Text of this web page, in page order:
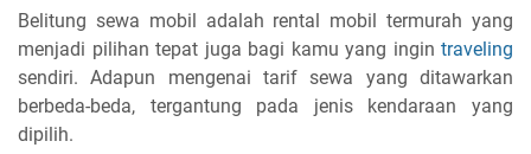
Belitung sewa mobil adalah rental mobil termurah yang
menjadi pilihan tepat juga bagi kamu yang ingin traveling
sendiri. Adapun mengenai tarif sewa yang ditawarkan
berbeda-beda, tergantung pada jenis kendaraan yang
dipilih.